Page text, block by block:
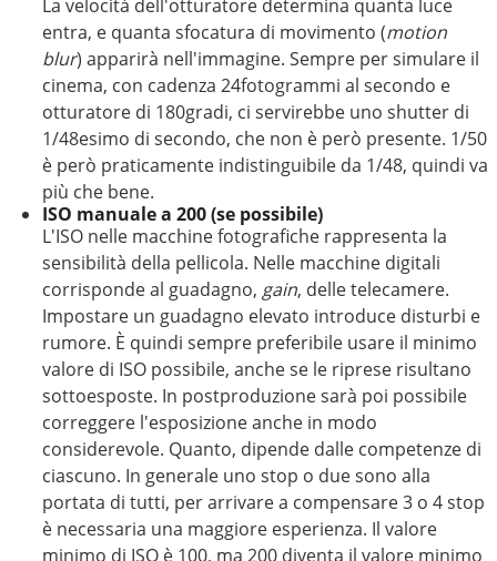
La velocità dell'otturatore determina quanta luce
entra, e quanta sfocatura di movimento (motion
blur) apparirà nell'immagine. Sempre per simulare il
cinema, con cadenza 24fotogrammi al secondo e
otturatore di 180gradi, ci servirebbe uno shutter di
1/48esimo di secondo, che non è però presente. 1/50
è però praticamente indistinguibile da 1/48, quindi va
più che bene.
ISO manuale a 200 (se possibile)
L'ISO nelle macchine fotografiche rappresenta la
sensibilità della pellicola. Nelle macchine digitali
corrisponde al guadagno, gain, delle telecamere.
Impostare un guadagno elevato introduce disturbi e
rumore. È quindi sempre preferibile usare il minimo
valore di ISO possibile, anche se le riprese risultano
sottoesposte. In postproduzione sarà poi possibile
correggere l'esposizione anche in modo
considerevole. Quanto, dipende dalle competenze di
ciascuno. In generale uno stop o due sono alla
portata di tutti, per arrivare a compensare 3 o 4 stop
è necessaria una maggiore esperienza. Il valore
minimo di ISO è 100, ma 200 diventa il valore minimo